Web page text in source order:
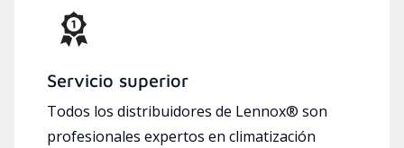
Servicio superior
Todos los distribuidores de Lennox® son
profesionales expertos en climatización